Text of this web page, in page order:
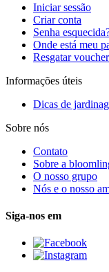
Iniciar sessão
Criar conta
Senha
Onde está meu
Resgatar voucher
Informações úteis
Dicas de
Sobre nós
Contato
Sobre a
O nosso grupo
Nós e o nosso
Siga-nos em